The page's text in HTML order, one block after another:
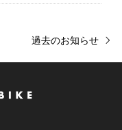
過去のお知らせ